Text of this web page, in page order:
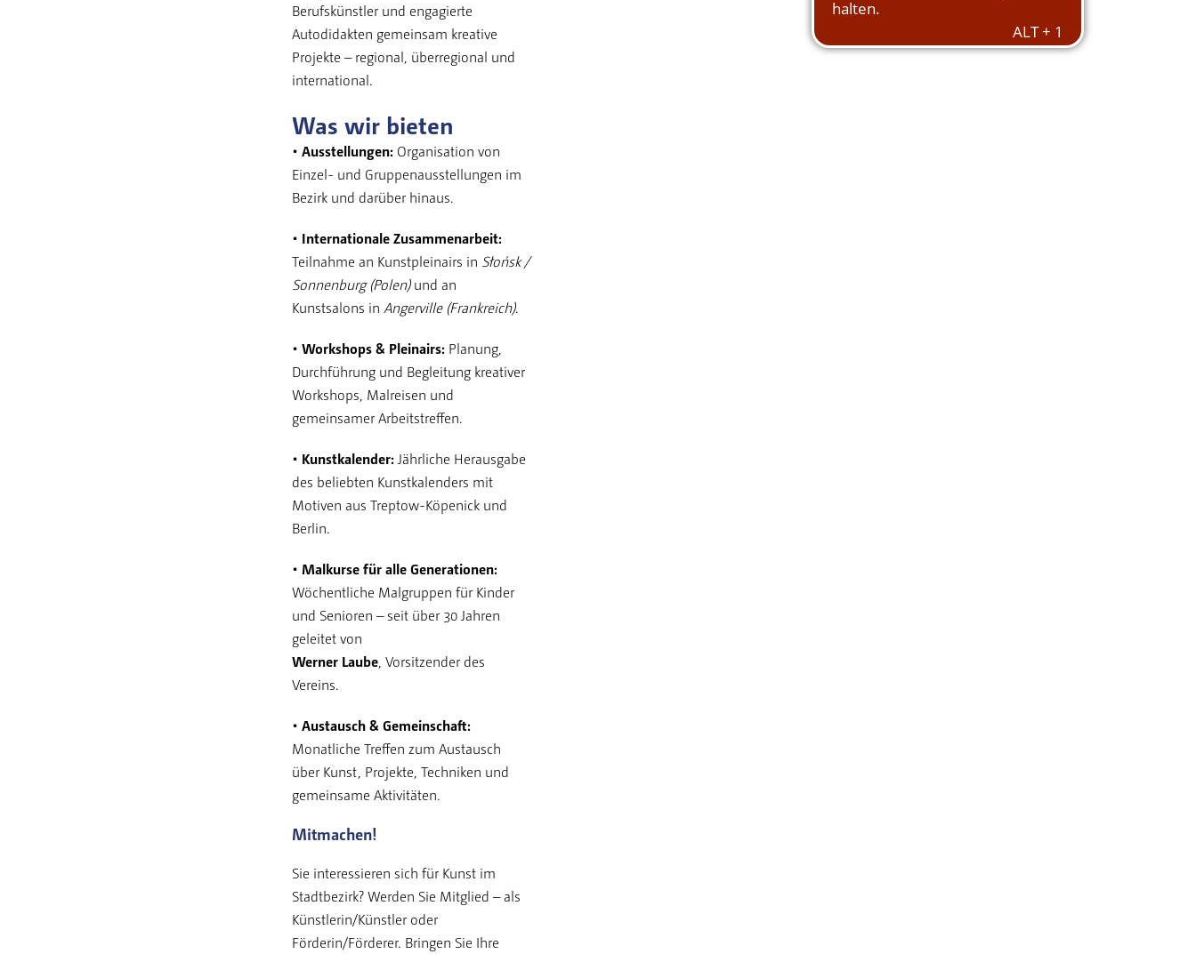
Berufskünstler und engagierte
Autodidakten gemeinsam kreative
Projekte – regional, überregional und
international.
Was wir bieten
• Ausstellungen: Organisation von
Einzel- und Gruppenausstellungen im
Bezirk und darüber hinaus.
• Internationale Zusammenarbeit:
Teilnahme an Kunstpleinairs in Słońsk /
Sonnenburg (Polen)und an
Kunstsalons in Angerville (Frankreich).
• Workshops & Pleinairs: Planung,
Durchführung und Begleitung kreativer
Workshops, Malreisen und
gemeinsamer Arbeitstreffen.
• Kunstkalender:Jährliche Herausgabe
des beliebten Kunstkalenders mit
Motiven aus Treptow-Köpenick und
Berlin.
• Malkurse für alle Generationen:
Wöchentliche Malgruppen für Kinder
und Senioren – seit über 30 Jahren
geleitet von
Werner Laube, Vorsitzender des
Vereins.
• Austausch & Gemeinschaft:
Monatliche Treffen zum Austausch
über Kunst, Projekte, Techniken und
gemeinsame Aktivitäten.
Mitmachen!
Sie interessieren sich für Kunst im
Stadtbezirk? Werden Sie Mitglied – als
Künstlerin/Künstler oder
Förderin/Förderer. Bringen Sie Ihre